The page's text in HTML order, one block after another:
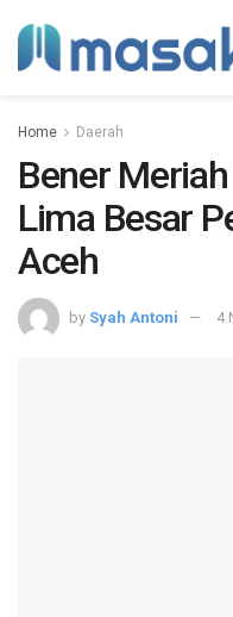
Home Daerah
Bener
Lima Besar
Aceh
by Syah Antoni 4